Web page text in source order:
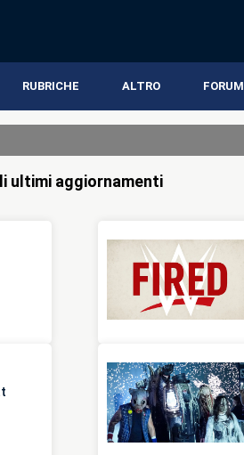
RUBRICHE ALTRO FORUM
ultimi aggiornamenti